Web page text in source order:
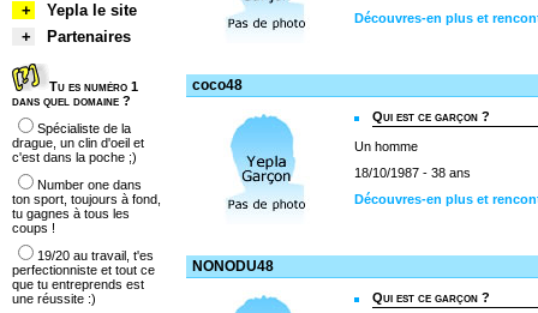
Découvres-en plus et
coco48
Qui est ce garçon ?
Un homme
18/10/1987 - 38 ans
Découvres-en plus et
NONODU48
Qui est ce garçon ?
+
Yepla le site
+
Partenaires
Tu es numéro 1
dans quel domaine ?
Spécialiste de la
drague, un clin d'oeil et
c'est dans la poche ;)
Number one dans
ton sport, toujours à fond,
tu gagnes à tous les
coups !
19/20 au travail, t'es
perfectionniste et tout ce
que tu entreprends est
une réussite :)